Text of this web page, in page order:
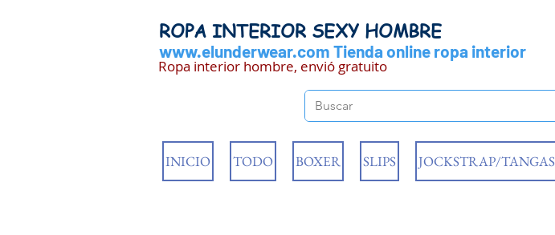
ROPA INTERIOR SEXY HOMBRE
www.elunderwear.com Tienda online ropa interior
Ropa interior hombre, envió gratuito
INICIO TODO BOXER SLIPS JOCKSTRAP/TANGAS